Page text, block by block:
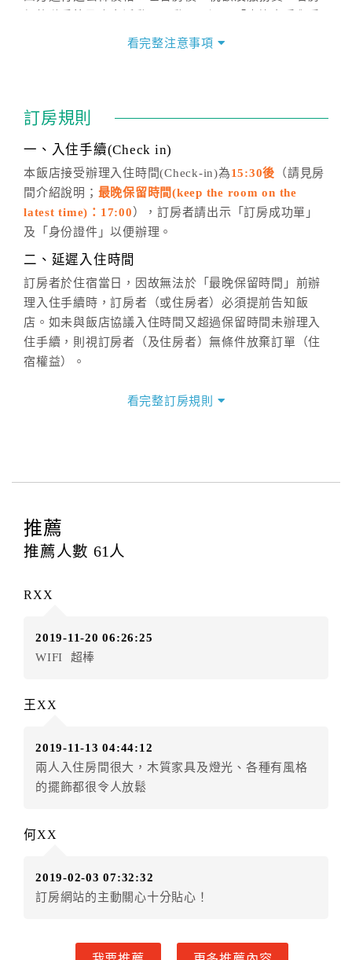
價」之當日價格為標準。
通行「客服聯絡單」提出申辦，四方通行
話方式異動訂單。
※非客服時間之申辦異動，皆為次日計算及辦理。
五、客服時間
週一至週日，上午9:00～晚上6:00
六、聯絡方式
(07)9682715 。
看完整注意事項
訂房規則
一、入住手續(Check in)
本飯店接受辦理入住時間(Check-in)為15:30後 （請見房
間介紹說明； 最晚保留時間(keep the room on the
latest time)：17:00），訂房者請出示「訂房成功單」
及「身份證件」以便辦理。
二、延遲入住時間
訂房者於住宿當日，因故無法於「最晚保留時間」前辦
理入住手續時，訂房者（或住房者）必須提前告知飯
店。如未與飯店協議入住時間又超過保留時間未辦理入
住手續，則視訂房者（及住房者）無條件放棄訂單（住
宿權益）。
四、訂單異動
提出申辦不得異動訂單。
每筆訂單異動限定
辦理取消退款。
房者應補足差額。（限原訂飯店）
房者不得要求退其差額。（限原訂飯店）
額3個月
．訂房者使用「保留住宿金額」時，請注意！為避免飯
店客滿，敬請及早計畫，如逾時未提出申辦，視同無條
件放棄訂單（住宿權益）。 （限原訂飯店使用）
得辦理取消退款。
．訂單異動後，訂單費用總計小於原訂單費用總計時，
看完整訂房規則
推薦
推薦人數 61人
RXX
2019-11-20 06:26:25
WIFI 超棒
王XX
2019-11-13 04:44:12
兩人入住房間很大，木質家具及燈光、各種有風格
的擺飾都很令人放鬆
何XX
2019-02-03 07:32:32
訂房網站的主動關心十分貼心！